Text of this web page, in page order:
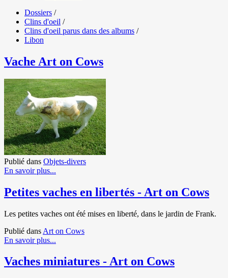
Dossiers /
Clins d'oeil /
Clins d'oeil parus dans des albums /
Libon
Vache Art on Cows
Publié dans Objets-divers
En savoir plus...
Petites vaches en libertés - Art on Cows
Les petites vaches ont été mises en liberté, dans le jardin de Frank.
Publié dans Art on Cows
En savoir plus...
Vaches miniatures - Art on Cows